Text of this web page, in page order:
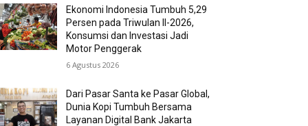
Ekonomi Indonesia Tumbuh 5,29
Persen pada Triwulan II-2026,
Konsumsi dan Investasi Jadi
Motor Penggerak
6 Agustus 2026
Dari Pasar Santa ke Pasar Global,
Dunia Kopi Tumbuh Bersama
Layanan Digital Bank Jakarta